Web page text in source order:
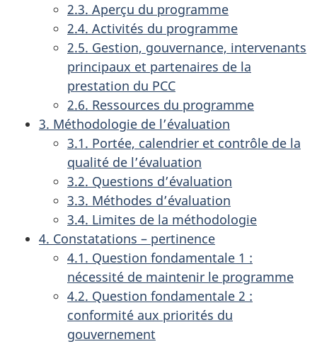
2.3. Aperçu du programme
2.4. Activités du programme
2.5. Gestion, gouvernance, intervenants
principaux et partenaires de la
prestation du PCC
2.6. Ressources du programme
3. Méthodologie de l’évaluation
3.1. Portée, calendrier et contrôle de la
qualité de l’évaluation
3.2. Questions d’évaluation
3.3. Méthodes d’évaluation
3.4. Limites de la méthodologie
4. Constatations – pertinence
4.1. Question fondamentale 1 :
nécessité de maintenir le programme
4.2. Question fondamentale 2 :
conformité aux priorités du
gouvernement